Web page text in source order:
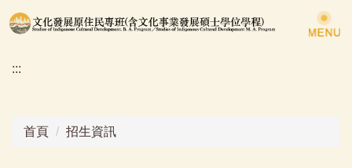
跳
到
要
:::
首頁 招生資訊